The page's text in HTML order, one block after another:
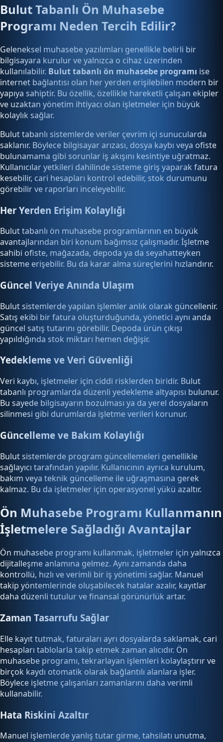
Bulut Tabanlı Ön Muhasebe
Programı Neden Tercih Edilir?
Geleneksel muhasebe yazılımları genellikle belirli bir
bilgisayara kurulur ve yalnızca o cihaz üzerinden
kullanılabilir. Bulut tabanlı ön muhasebe programı ise
internet bağlantısı olan her yerden erişilebilen modern bir
yapıya sahiptir. Bu özellik, özellikle hareketli çalışan ekipler
ve uzaktan yönetim ihtiyacı olan işletmeler için büyük
kolaylık sağlar.
Bulut tabanlı sistemlerde veriler çevrim içi sunucularda
saklanır. Böylece bilgisayar arızası, dosya kaybı veya ofiste
bulunamama gibi sorunlar iş akışını kesintiye uğratmaz.
Kullanıcılar yetkileri dahilinde sisteme giriş yaparak fatura
kesebilir, cari hesapları kontrol edebilir, stok durumunu
görebilir ve raporları inceleyebilir.
Her Yerden Erişim Kolaylığı
Bulut tabanlı ön muhasebe programlarının en büyük
avantajlarından biri konum bağımsız çalışmadır. İşletme
sahibi ofiste, mağazada, depoda ya da seyahatteyken
sisteme erişebilir. Bu da karar alma süreçlerini hızlandırır.
Güncel Veriye Anında Ulaşım
Bulut sistemlerde yapılan işlemler anlık olarak güncellenir.
Satış ekibi bir fatura oluşturduğunda, yönetici aynı anda
güncel satış tutarını görebilir. Depoda ürün çıkışı
yapıldığında stok miktarı hemen değişir.
Yedekleme ve Veri Güvenliği
Veri kaybı, işletmeler için ciddi risklerden biridir. Bulut
tabanlı programlarda düzenli yedekleme altyapısı bulunur.
Bu sayede bilgisayarın bozulması ya da yerel dosyaların
silinmesi gibi durumlarda işletme verileri korunur.
Güncelleme ve Bakım Kolaylığı
Bulut sistemlerde program güncellemeleri genellikle
sağlayıcı tarafından yapılır. Kullanıcının ayrıca kurulum,
bakım veya teknik güncelleme ile uğraşmasına gerek
kalmaz. Bu da işletmeler için operasyonel yükü azaltır.
Ön Muhasebe Programı Kullanmanın
İşletmelere Sağladığı Avantajlar
Ön muhasebe programı kullanmak, işletmeler için yalnızca
dijitalleşme anlamına gelmez. Aynı zamanda daha
kontrollü, hızlı ve verimli bir iş yönetimi sağlar. Manuel
takip yöntemlerinde oluşabilecek hatalar azalır, kayıtlar
daha düzenli tutulur ve finansal görünürlük artar.
Zaman Tasarrufu Sağlar
Elle kayıt tutmak, faturaları ayrı dosyalarda saklamak, cari
hesapları tablolarla takip etmek zaman alıcıdır. Ön
muhasebe programı, tekrarlayan işlemleri kolaylaştırır ve
birçok kaydı otomatik olarak bağlantılı alanlara işler.
Böylece işletme çalışanları zamanlarını daha verimli
kullanabilir.
Hata Riskini Azaltır
Manuel işlemlerde yanlış tutar girme, tahsilatı unutma,